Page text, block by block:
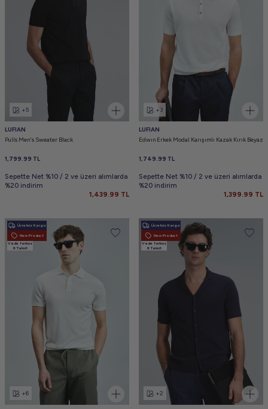
+5
LUFIAN
Pulls Men's Sweater Black
1,799.99 TL
Sepette Net %10 / 2 ve üzeri alımlarda
%20 indirim
1,439.99 TL
+3
LUFIAN
Edwın Erkek Modal Karışımlı Kazak Kırık Beyaz
1,749.99 TL
Sepette Net %10 / 2 ve üzeri alımlarda
%20 indirim
1,399.99 TL
Ücretsiz Kargo
New Product
Vade farksız
6 Taksit
+6
Ücretsiz Kargo
New Product
Vade farksız
6 Taksit
+2